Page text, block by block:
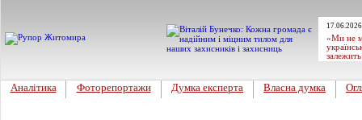
«Ми не
Аналітика Фоторепортажи Думка експерта Власна думка